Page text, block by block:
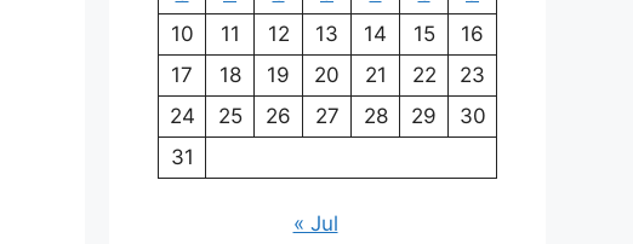
10
11 12 13 14 15
16
17
18 19 20 21 22
23
24
25 26 27 28 29
30
31
« Jul